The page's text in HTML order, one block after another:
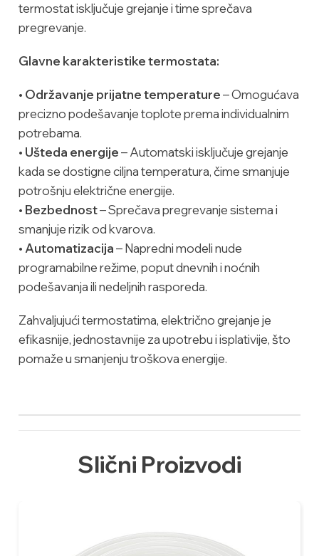
termostat isključuje grejanje i time sprečava
pregrevanje.
Glavne karakteristike termostata:
• Održavanje prijatne temperature– Omogućava
precizno podešavanje toplote prema individualnim
potrebama.
• Ušteda energije– Automatski isključuje grejanje
kada se dostigne ciljna temperatura, čime smanjuje
potrošnju električne energije.
• Bezbednost– Sprečava pregrevanje sistema i
smanjuje rizik od kvarova.
•Automatizacija– Napredni modeli nude
programabilne režime, poput dnevnih i noćnih
podešavanja ili nedeljnih rasporeda.
Zahvaljujući termostatima, električno grejanje je
efikasnije, jednostavnije za upotrebu i isplativije, što
pomaže u smanjenju troškova energije.
Slični Proizvodi